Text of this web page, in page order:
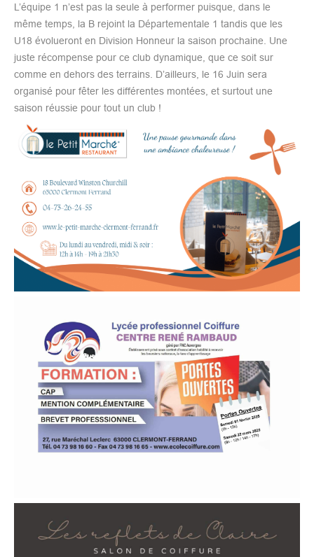
L’équipe 1 n’est pas la seule à performer puisque, dans le
même temps, la B rejoint la Départementale 1 tandis que les
U18 évolueront en Division Honneur la saison prochaine. Une
juste récompense pour ce club dynamique, que ce soit sur
comme en dehors des terrains. D’ailleurs, le 16 Juin sera
organisé pour fêter les différentes montées, et surtout une
saison réussie pour tout un club !